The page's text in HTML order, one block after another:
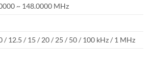
~ 148.0000 MHz
/ 12.5 / 15 / 20 / 25 / 50 / 100 kHz / 1 MHz